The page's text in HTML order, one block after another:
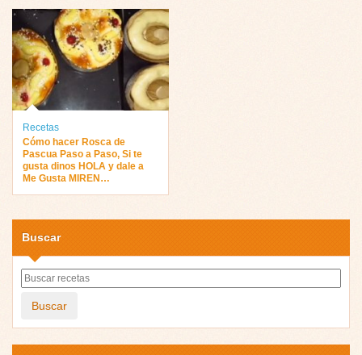
Recetas
Cómo hacer Rosca de
Pascua Paso a Paso, Si te
gusta dinos HOLA y dale a
Me Gusta MIREN…
Buscar
Buscar